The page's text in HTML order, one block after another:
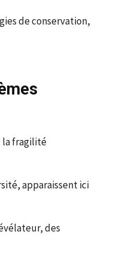
de conservation,
la fragilité
apparaissent ici
des